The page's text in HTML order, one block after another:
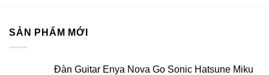
SẢN PHẨM MỚI
Đàn Guitar Enya Nova Go Sonic Hatsune Miku